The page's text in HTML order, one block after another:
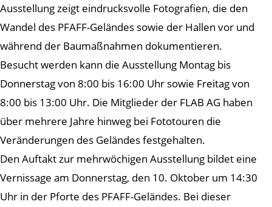
Ausstellung zeigt eindrucksvolle Fotografien, die den
Wandel des PFAFF-Geländes sowie der Hallen vor und
während der Baumaßnahmen dokumentieren.
Besucht werden kann die Ausstellung Montag bis
Donnerstag von 8:00 bis 16:00 Uhr sowie Freitag von
8:00 bis 13:00 Uhr. Die Mitglieder der FLAB AG haben
über mehrere Jahre hinweg bei Fototouren die
Veränderungen des Geländes festgehalten.
Den Auftakt zur mehrwöchigen Ausstellung bildet eine
Vernissage am Donnerstag, den 10. Oktober um 14:30
Uhr in der Pforte des PFAFF-Geländes. Bei dieser